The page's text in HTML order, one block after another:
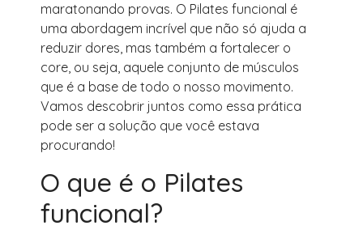
maratonando provas. O Pilates funcional é
uma abordagem incrível que não só ajuda a
reduzir dores, mas também a fortalecer o
core, ou seja, aquele conjunto de músculos
que é a base de todo o nosso movimento.
Vamos descobrir juntos como essa prática
pode ser a solução que você estava
procurando!
O que é o Pilates
funcional?